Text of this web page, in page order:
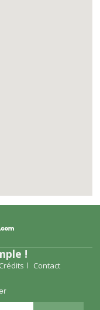
!
Crédits Contact